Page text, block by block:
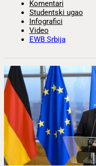
Komentari
Studentski ugao
Infografici
Video
EWB Srbija